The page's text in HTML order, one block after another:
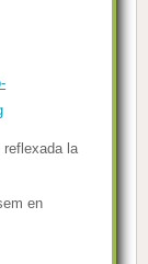
reflexada la
en